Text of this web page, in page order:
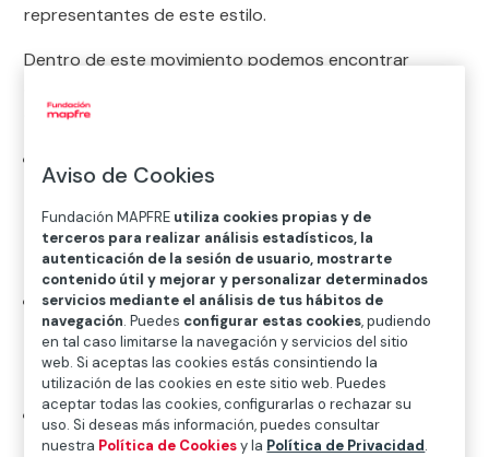
representantes de este estilo.
Dentro de este movimiento podemos encontrar
ellos redescubiertos por el gran público del siglo XXI:
cuadro fue precursor del impresionismo y desafió
las convenciones artísticas a través de una
composición inusual y un fuerte contraste entre
luces y sombras.
Impresión, sol naciente, de Claude Monet
Considerado el primer cuadro verdaderamente
impresionista por su representación colorida del
puerto de Le Havre al amanecer.
La clase de danza, de Edgar Degas: A través de la
innovación en la composición mediante ángulos
Aviso de Cookies
Fundación MAPFRE utiliza cookies propias y de
terceros para realizar análisis estadísticos, la
autenticación de la sesión de usuario, mostrarte
contenido útil y mejorar y personalizar determinados
servicios mediante el análisis de tus hábitos de
navegación. Puedes configurar estas cookies, pudiendo
en tal caso limitarse la navegación y servicios del sitio
web. Si aceptas las cookies estás consintiendo la
utilización de las cookies en este sitio web. Puedes
aceptar todas las cookies, configurarlas o rechazar su
uso. Si deseas más información, puedes consultar
nuestra Política de Cookiesy la Política de Privacidad.